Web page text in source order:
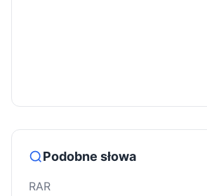
Podobne słowa
RAR